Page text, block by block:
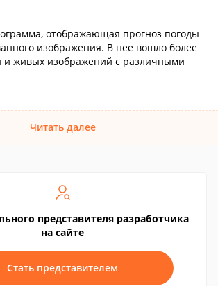
отображающая прогноз погоды
изображения. В нее вошло более
и живых изображений с различными
Читать далее
представителя разработчика
на сайте
Стать представителем